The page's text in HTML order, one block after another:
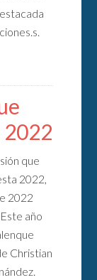
2022
que
2022,
2022
año
Christian